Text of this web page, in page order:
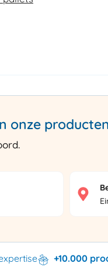
onze
+10.000